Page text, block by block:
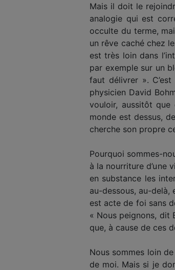
Mais il doit le
analogie qui est
occulte du terme,
un rêve caché chez
est très loin dans
par exemple sur un
faut délivrer ».
physicien David
vouloir, aussitôt que
monde est dessus,
cherche son propre
Pourquoi sommes-
à la nourriture d’une
en substance les
au-dessous, au-delà,
est acte de foi sans
« Nous peignons, dit
que, à cause de ces
Nous sommes loin
de moi. Mais si je